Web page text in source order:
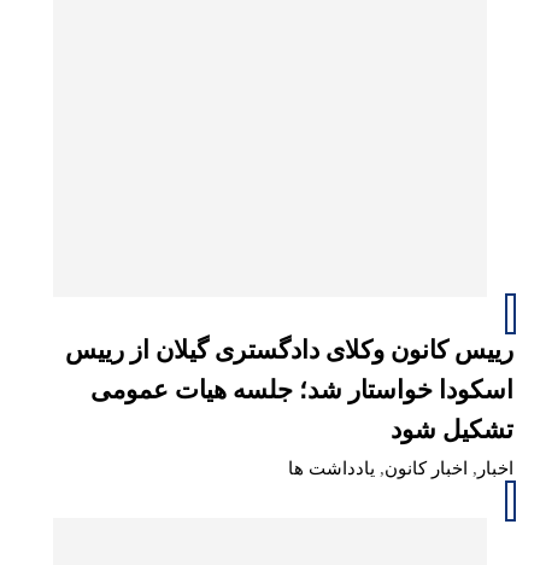
رییس کانون وکلای دادگستری گیلان از رییس
اسکودا خواستار شد؛ جلسه هیات عمومی
تشکیل شود
اخبار , اخبار کانون, یادداشت ها